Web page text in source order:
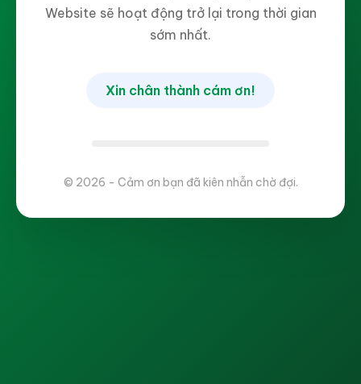
Website sẽ hoạt động trở lại trong thời gian
sớm nhất.
Xin chân thành cám ơn!
© 2026 - Cảm ơn bạn đã kiên nhẫn chờ đợi.